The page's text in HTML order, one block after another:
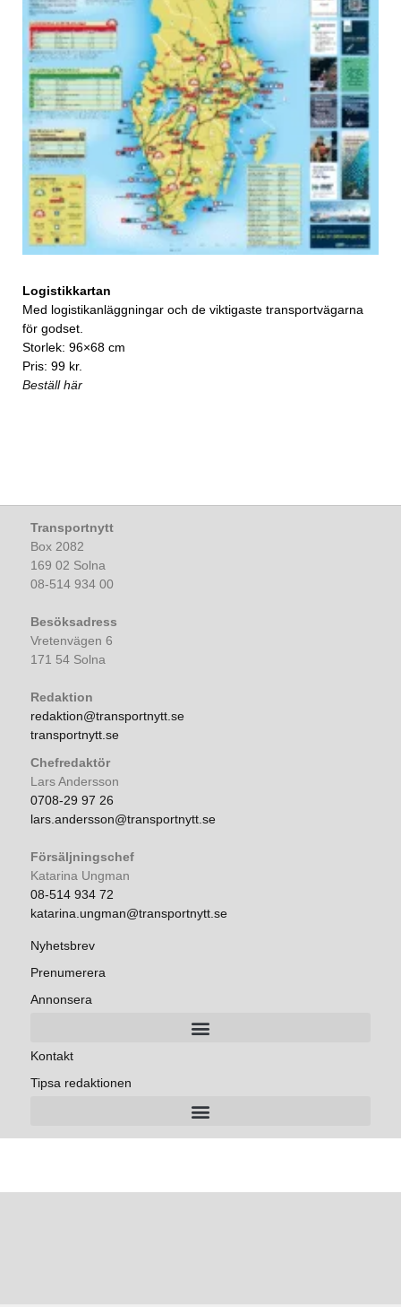
Logistikkartan
Med logistikanläggningar och de viktigaste transportvägarna
för godset.
Storlek: 96×68 cm
Pris: 99 kr.
Beställ här
Transportnytt
Box 2082
169 02 Solna
08-514 934 00
Besöksadress
Vretenvägen 6
171 54 Solna
Redaktion
redaktion@transportnytt.se
transportnytt.se
Chefredaktör
Lars Andersson
0708-29 97 26
lars.andersson@transportnytt.se
Försäljningschef
Katarina Ungman
08-514 934 72
katarina.ungman@transportnytt.se
Nyhetsbrev
Prenumerera
Annonsera
Kontakt
Tipsa redaktionen